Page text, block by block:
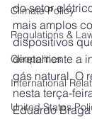
Climate Policy
Regulations &
Geopolitics
International
United States
do setor
mais amplos
dispositivos
diretamente a
gás natural. O
nesta terça-
Eduardo